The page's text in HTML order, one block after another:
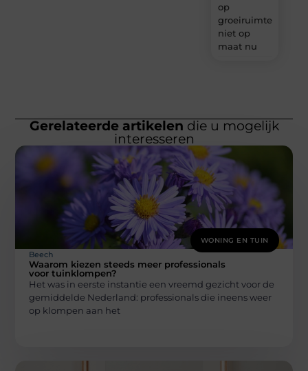
op
groeiruimte,
niet op
maat nu
Gerelateerde artikelen die u mogelijk
interesseren
WONING EN TUIN
Beech
Waarom kiezen steeds meer professionals
voor tuinklompen?
Het was in eerste instantie een vreemd gezicht voor de
gemiddelde Nederland: professionals die ineens weer
op klompen aan het